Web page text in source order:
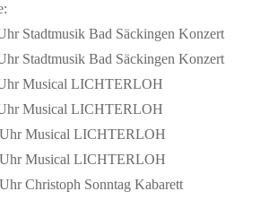
Stadtmusik Bad Säckingen Konzert
Stadtmusik Bad Säckingen Konzert
Musical LICHTERLOH
Musical LICHTERLOH
Musical LICHTERLOH
Musical LICHTERLOH
Christoph Sonntag Kabarett